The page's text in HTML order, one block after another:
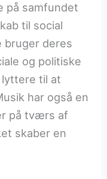
på samfundet
til social
bruger deres
og politiske
lyttere til at
har også en
på tværs af
skaber en